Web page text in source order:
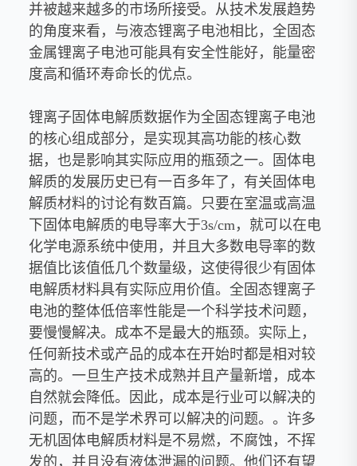
并被越来越多的市场所接受。从技术发展趋势
的角度来看，与液态锂离子电池相比，全固态
金属锂离子电池可能具有安全性能好，能量密
度高和循环寿命长的优点。
锂离子固体电解质数据作为全固态锂离子电池
的核心组成部分，是实现其高功能的核心数
据，也是影响其实际应用的瓶颈之一。固体电
解质的发展历史已有一百多年了，有关固体电
解质材料的讨论有数百篇。只要在室温或高温
下固体电解质的电导率大于3s/cm，就可以在电
化学电源系统中使用，并且大多数电导率的数
据值比该值低几个数量级，这使得很少有固体
电解质材料具有实际应用价值。全固态锂离子
电池的整体低倍率性能是一个科学技术问题，
要慢慢解决。成本不是最大的瓶颈。实际上，
任何新技术或产品的成本在开始时都是相对较
高的。一旦生产技术成熟并且产量新增，成本
自然就会降低。因此，成本是行业可以解决的
问题，而不是学术界可以解决的问题。。许多
无机固体电解质材料是不易燃，不腐蚀，不挥
发的，并且没有液体泄漏的问题。他们还有望